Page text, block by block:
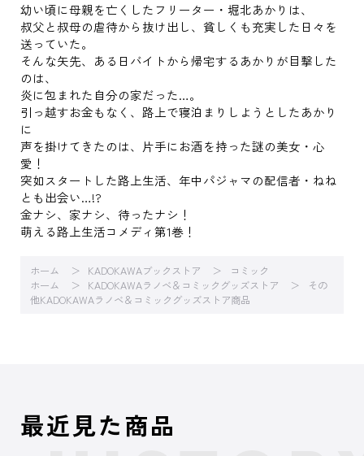
幼い頃に母親を亡くしたフリーター・堀北あかりは、
叔父と叔母の虐待から抜け出し、貧しくも充実した日々を
送っていた。
そんな矢先、ある日バイトから帰宅するあかりが目撃した
のは、
炎に包まれた自分の家だった…。
引っ越すお金もなく、路上で寝泊まりしようとしたあかり
に
声を掛けてきたのは、片手にお酒を持った謎の美女・心
愛！
突如スタートした路上生活、年中パジャマの配信者・ねね
とも出会い…!?
金ナシ、家ナシ、待ったナシ！
萌える路上生活コメディ第1巻！
ホーム KADOKAWAブックストア
コミック
ホーム
KADOKAWAラノベ＆コミックグッズストア
その
他KADOKAWAラノベ＆コミックグッズストア商品
最近見た商品